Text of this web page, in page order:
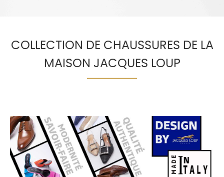
COLLECTION DE CHAUSSURES DE LA
MAISON JACQUES LOUP